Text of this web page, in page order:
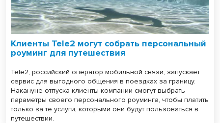
Клиенты Tele2 могут собрать персональный
роуминг для путешествия
Tele2, российский оператор мобильной связи, запускает
сервис для выгодного общения в поездках за границу.
Накануне отпуска клиенты компании смогут выбрать
параметры своего персонального роуминга, чтобы платить
только за те услуги, которыми они будут пользоваться в
путешествии.